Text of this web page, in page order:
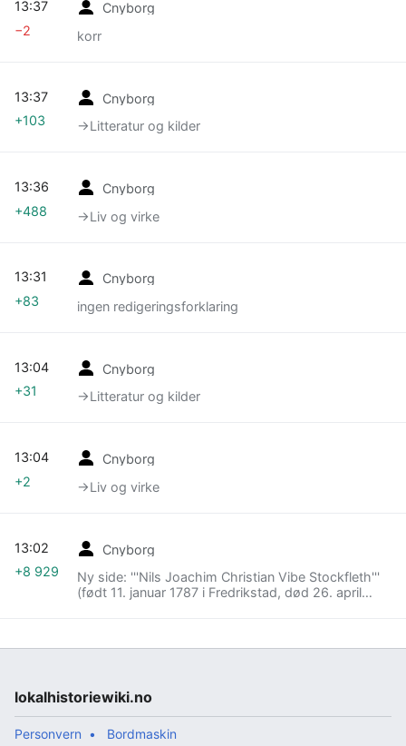
Cnyborg
korr
13:37
−2
Cnyborg
→‎Litteratur og kilder
13:37
+103
Cnyborg
→‎Liv og virke
13:36
+488
Cnyborg
ingen redigeringsforklaring
13:31
+83
Cnyborg
→‎Litteratur og kilder
13:04
+31
Cnyborg
→‎Liv og virke
13:04
+2
Cnyborg
Ny side: '''Nils Joachim Christian Vibe Stockfleth'''
(født 11. januar 1787 i Fredrikstad, død 26. april
13:02
+8 929
lokalhistoriewiki.no
Personvern Bordmaskin